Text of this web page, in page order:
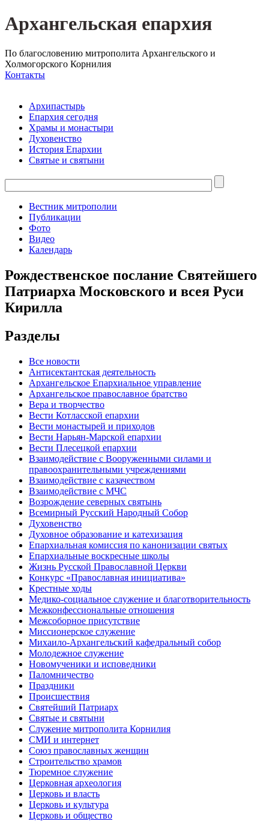
Архангельская епархия
По благословению митрополита Архангельского и
Холмогорского Корнилия
Контакты
Архипастырь
Епархия сегодня
Храмы и монастыри
Духовенство
История Епархии
Святые и святыни
Вестник митрополии
Публикации
Фото
Видео
Календарь
Рождественское послание Святейшего
Патриарха Московского и всея Руси
Кирилла
Разделы
Все новости
Антисектантская деятельность
Архангельское Епархиальное управление
Архангельское православное братство
Вера и творчество
Вести Котласской епархии
Вести монастырей и приходов
Вести Нарьян-Марской епархии
Вести Плесецкой епархии
Взаимодействие с Вооруженными силами и
правоохранительными учреждениями
Взаимодействие с казачеством
Взаимодействие с МЧС
Возрождение северных святынь
Всемирный Русский Народный Собор
Духовенство
Духовное образование и катехизация
Епархиальная комиссия по канонизации святых
Епархиальные воскресные школы
Жизнь Русской Православной Церкви
Конкурс «Православная инициатива»
Крестные ходы
Медико-социальное служение и благотворительность
Межконфессиональные отношения
Межсоборное присутствие
Миссионерское служение
Михаило-Архангельский кафедральный собор
Молодежное служение
Новомученики и исповедники
Паломничество
Праздники
Происшествия
Святейший Патриарх
Святые и святыни
Служение митрополита Корнилия
СМИ и интернет
Союз православных женщин
Строительство храмов
Тюремное служение
Церковная археология
Церковь и власть
Церковь и культура
Церковь и общество